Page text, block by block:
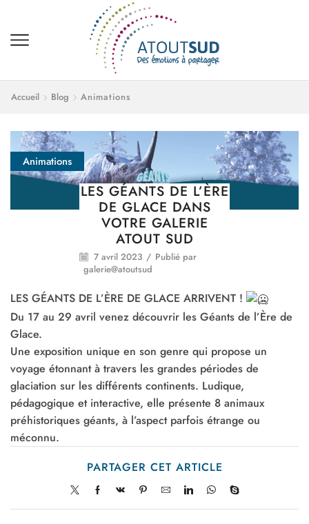
Accueil Blog Animations
Animations
LES GÉANTS DE L’ÈRE
DE GLACE DANS
VOTRE GALERIE
ATOUT SUD
7 avril 2023 / Publié par
galerie@atoutsud
LES GÉANTS DE L’ÈRE DE GLACE ARRIVENT !
Du 17 au 29 avril venez découvrir les Géants de l’Ère de
Glace.
Une exposition unique en son genre qui propose un
voyage étonnant à travers les grandes périodes de
glaciation sur les différents continents. Ludique,
pédagogique et interactive, elle présente 8 animaux
préhistoriques géants, à l’aspect parfois étrange ou
méconnu.
PARTAGER CET ARTICLE